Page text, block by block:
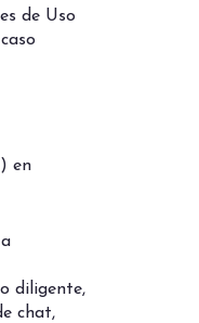
de Uso
en
diligente,
chat,